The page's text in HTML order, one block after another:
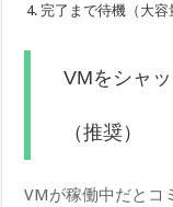
完了まで待機（大容
VMをシャ
（推奨）
VMが稼働中だとコ